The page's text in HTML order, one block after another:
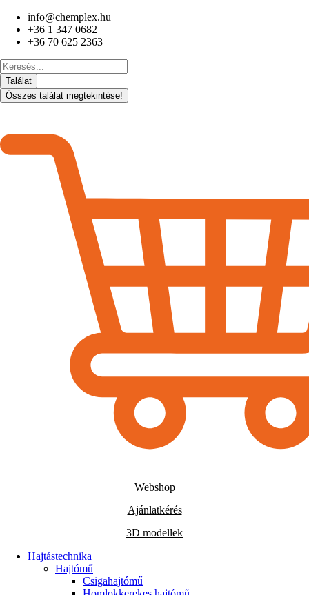
Ugrás
tartalomhoz
info@chemplex.hu
+36 1 347 0682
+36 70 625 2363
Search
...Találat
Összes találat megtekintése!
Webshop
Ajánlatkérés
3D modellek
Hajtástechnika
Hajtómű
Csigahajtómű